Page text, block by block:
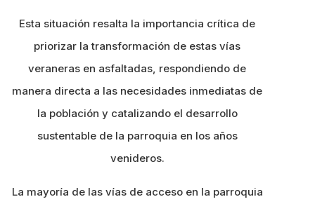
Esta situación resalta la importancia crítica de
priorizar la transformación de estas vías
veraneras en asfaltadas, respondiendo de
manera directa a las necesidades inmediatas de
la población y catalizando el desarrollo
sustentable de la parroquia en los años
venideros.
La mayoría de las vías de acceso en la parroquia